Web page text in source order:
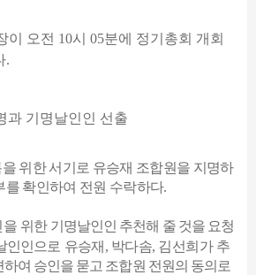
이 오전 10시 05분에 정기총회 개회
.
과 기명날인인 선출
위한 서기로 유승재 조합원을 지명하
를 확인하여 전원 수락하다.
을 위한 기명날인인 추천해 줄 것을 요청
인인으로 유승재 , 박다솜, 김선희가 추
하여 승인을 묻고 조합원 전원의 동의로